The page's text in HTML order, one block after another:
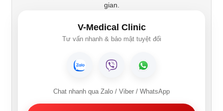
gian.
V-Medical Clinic
Tư vấn nhanh & bảo mật tuyệt đối
Chat nhanh qua Zalo / Viber / WhatsApp